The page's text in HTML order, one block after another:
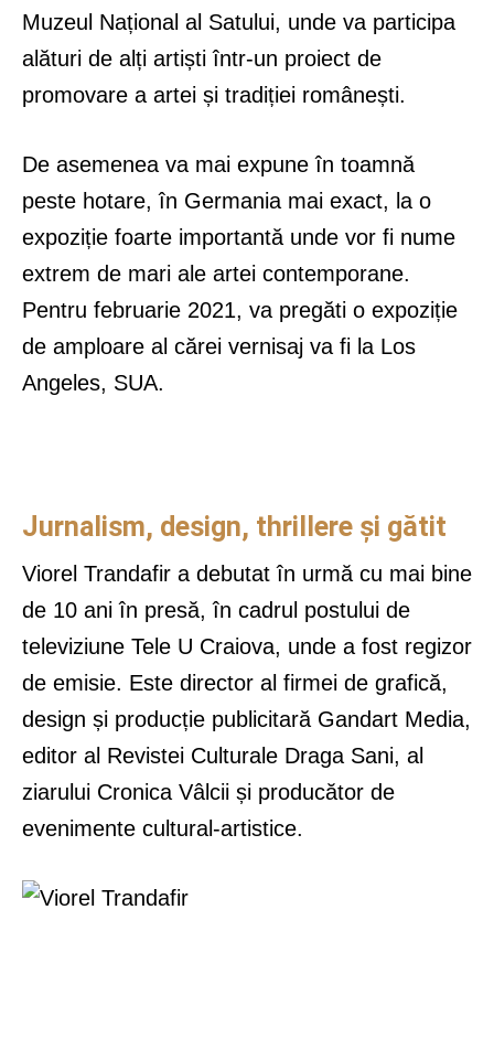
Muzeul Național al Satului, unde va participa
alături de alți artiști într-un proiect de
promovare a artei și tradiției românești.
De asemenea va mai expune în toamnă
peste hotare, în Germania mai exact, la o
expoziție foarte importantă unde vor fi nume
extrem de mari ale artei contemporane.
Pentru februarie 2021, va pregăti o expoziție
de amploare al cărei vernisaj va fi la Los
Angeles, SUA.
Jurnalism, design, thrillere și gătit
Viorel Trandafir a debutat în urmă cu mai bine
de 10 ani în presă, în cadrul postului de
televiziune Tele U Craiova, unde a fost regizor
de emisie. Este director al firmei de grafică,
design și producție publicitară Gandart Media,
editor al Revistei Culturale Draga Sani, al
ziarului Cronica Vâlcii și producător de
evenimente cultural-artistice.